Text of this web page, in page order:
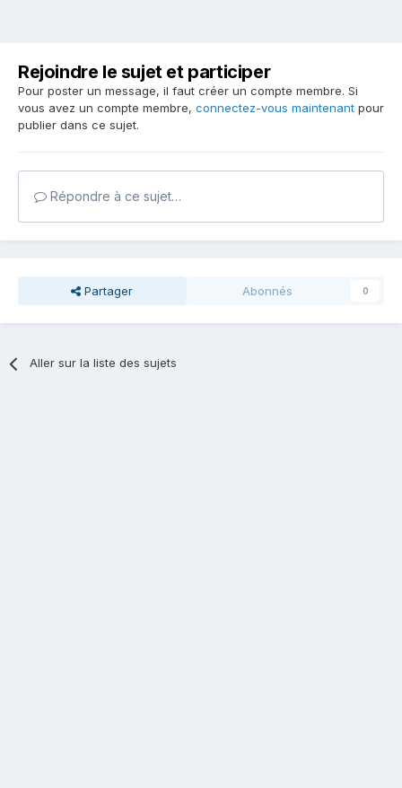
Rejoindre le sujet et participer
Pour poster un message, il faut créer un compte membre. Si
vous avez un compte membre, connectez-vous maintenant pour
publier dans ce sujet.
Répondre à ce sujet…
Partager Abonnés 0
Aller sur la liste des sujets